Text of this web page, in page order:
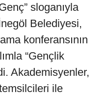
sloganıyla
Belediyesi,
konferansının
“Gençlik
Akademisyenler,
ile